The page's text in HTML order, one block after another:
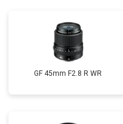
GF 45mm F2.8 R WR